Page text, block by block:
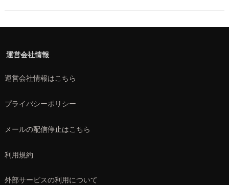
運営会社情報
運営会社情報はこちら
プライバシーポリシー
メールの配信停止はこちら
利用規約
外部サービスの利用について